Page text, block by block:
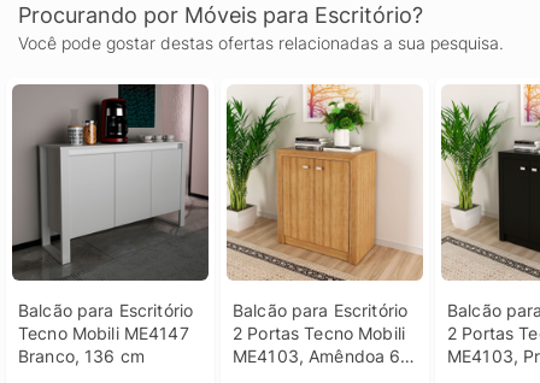
Procurando por Móveis para Escritório?
Você pode gostar destas ofertas relacionadas a sua pesquisa.
Balcão para Escritório
Tecno Mobili ME4147
Branco, 136 cm
Balcão para Escritório
2 Portas Tecno Mobili
ME4103, Amêndoa 60
Balcão
2 Portas
ME4103,